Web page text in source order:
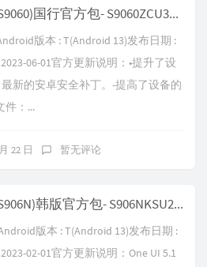
三星Galaxy S22+ (SM-S9060)国行官方包- S9060ZCU3CWE7
版本 : T(Android 13)发布日期 :
06-01官方更新说明：•提升了设
新的安卓安全补丁。-提高了设备的
件：...
22 日 暂无评论
三星Galaxy S22+ (SM-S906N)韩版官方包- S906NKSU2CWB3
版本 : T(Android 13)发布日期 :
02-01官方更新说明：One UI 5.1